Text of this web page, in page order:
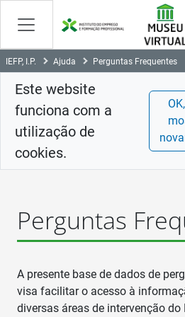
Skip
Content
IEFP, I.P. Ajuda Perguntas Frequentes
Este website
funciona com a
utilização de
cookies.
Perguntas
A presente base de dados de
visa facilitar o acesso à
diversas áreas de intervenção do